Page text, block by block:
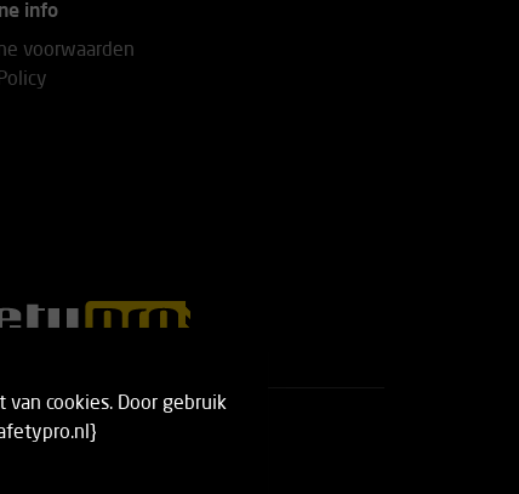
info
voorwaarden
cookies. Door gebruik